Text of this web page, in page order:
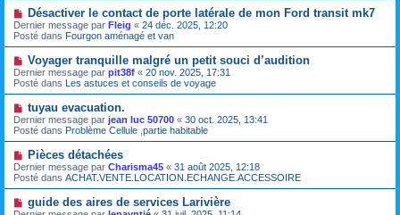
e
s
a
g
e
e
a
u
m
e
s
s
a
g
e
N
o
u
v
e
a
u
m
e
s
s
a
g
e
Désactiver le contact de porte latérale de mon Ford transit mk7
Dernier message par Fleig « 24 déc. 2025, 12:20
Posté dans Fourgon aménagé et van
N
o
u
v
a
u
m
e
s
a
g
Voyager tranquille malgré un petit souci d’audition
Dernier message par pit38f « 20 nov. 2025, 17:31
Posté dans Les astuces et conseils de voyage
N
o
u
v
e
a
u
m
e
s
s
tuyau evacuation.
Dernier message par jean luc 50700 « 30 oct. 2025, 13:41
Posté dans Problème Cellule ,partie habitable
N
o
u
v
a
Pièces détachées
Dernier message par Charisma45 « 31 août 2025, 12:18
Posté dans ACHAT.VENTE.LOCATION.ECHANGE.ACCESSOIRE
N
o
guide des aires de services Larivière